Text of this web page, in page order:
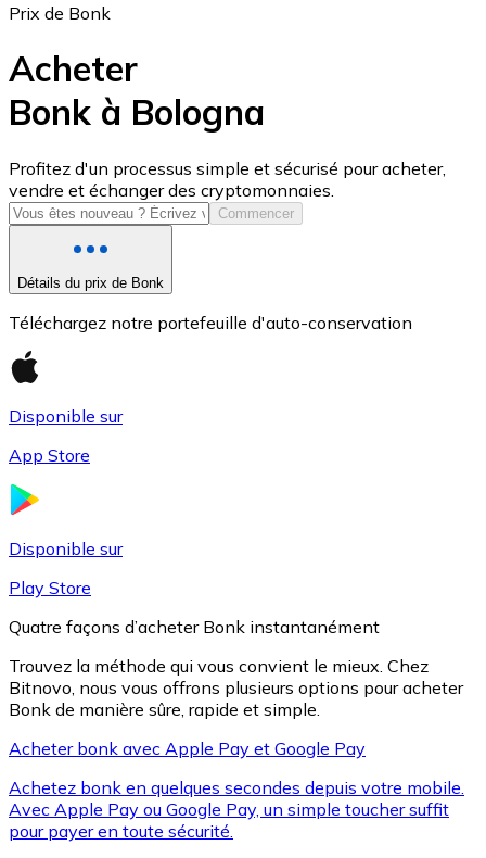
USD Coin
USDC
XRP
XRP
Prix de Bonk
Acheter
Bonk à Bologna
Profitez d'un processus simple et sécurisé pour acheter,
vendre et échanger des cryptomonnaies.
Commencer
Détails du prix de Bonk
Téléchargez notre portefeuille d'auto-conservation
Disponible sur
App Store
Disponible sur
Play Store
Quatre façons d’acheter Bonk instantanément
Trouvez la méthode qui vous convient le mieux. Chez
Bitnovo, nous vous offrons plusieurs options pour acheter
Bonk de manière sûre, rapide et simple.
Acheter bonk avec Apple Pay et Google Pay
Achetez bonk en quelques secondes depuis votre mobile.
Avec Apple Pay ou Google Pay, un simple toucher suffit
pour payer en toute sécurité.